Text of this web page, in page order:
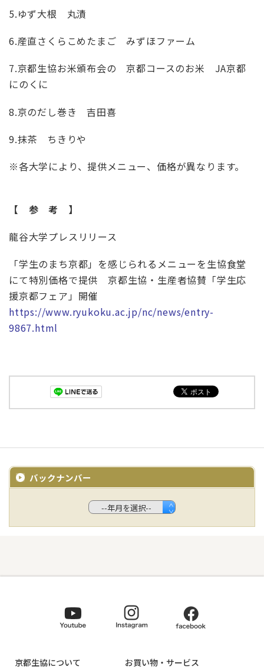
5.ゆず大根 丸漬
6.産直さくらこめたまご みずほファーム
7.京都生協お米頒布会の 京都コースのお米 JA京都
にのくに
8.京のだし巻き 吉田喜
9.抹茶 ちきりや
※各大学により、提供メニュー、価格が異なります。
【 参 考 】
龍谷大学プレスリリース
「学生のまち京都」を感じられるメニューを生協食堂
にて特別価格で提供 京都生協・生産者協賛「学生応
援京都フェア」開催
https://www.ryukoku.ac.jp/nc/news/entry-
9867.html
バックナンバー
京都生協について
お買い物・サービス